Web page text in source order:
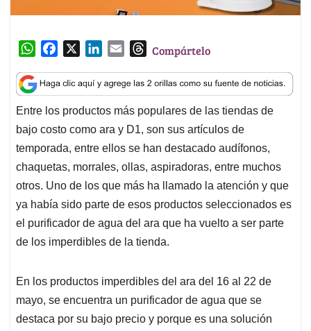
W
a
t
s
A
p
p
c
e
b
o
o
k
n
k
e
d
I
n
a
i
l
T
r
e
a
d
s
Compártelo
Entre los productos más populares de las tiendas de
bajo costo como ara y D1, son sus artículos de
temporada, entre ellos se han destacado audífonos,
chaquetas, morrales, ollas, aspiradoras, entre muchos
otros. Uno de los que más ha llamado la atención y que
ya había sido parte de esos productos seleccionados es
el purificador de agua del ara que ha vuelto a ser parte
de los imperdibles de la tienda.
En los productos imperdibles del ara del 16 al 22 de
mayo, se encuentra un purificador de agua que se
destaca por su bajo precio y porque es una solución